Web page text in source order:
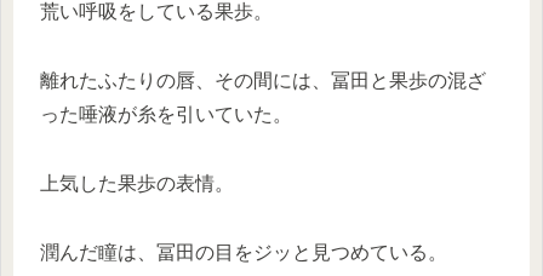
荒い呼吸をしている果歩。
離れたふたりの唇、その間には、冨田と果歩の混ざ
った唾液が糸を引いていた。
上気した果歩の表情。
潤んだ瞳は、冨田の目をジッと見つめている。